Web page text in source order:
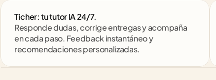
Ticher: tu tutor IA 24/7.
Responde dudas, corrige entregas y acompaña
en cada paso. Feedback instantáneo y
recomendaciones personalizadas.